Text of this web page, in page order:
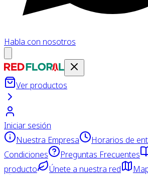
Habla con nosotros
Ver productos
Iniciar sesión
Nuestra Empresa
Horarios de
Condiciones
Preguntas Frecuentes
producto
Únete a nuestra red